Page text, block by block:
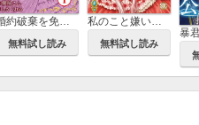
婚約破棄を免れた公爵令嬢は、夫の愛を信じられない
無料試し読み
私のこと嫌いって言いましたよね！？変態公爵による困った溺愛結婚生活【単行本版】
無料試し読み